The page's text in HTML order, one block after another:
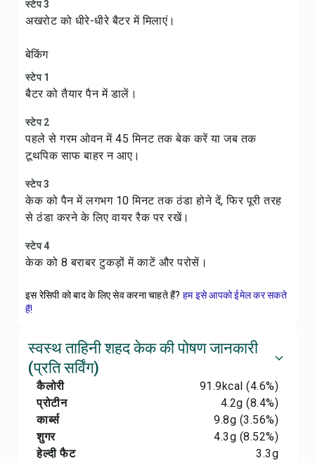
स्टेप 3
अखरोट को धीरे-धीरे बैटर में मिलाएं।
बेकिंग
स्टेप 1
बैटर को तैयार पैन में डालें।
स्टेप 2
पहले से गरम ओवन में 45 मिनट तक बेक करें या जब तक
टूथपिक साफ बाहर न आए।
स्टेप 3
केक को पैन में लगभग 10 मिनट तक ठंडा होने दें, फिर पूरी तरह
से ठंडा करने के लिए वायर रैक पर रखें।
स्टेप 4
केक को 8 बराबर टुकड़ों में काटें और परोसें।
इस रेसिपी को बाद के लिए सेव करना चाहते हैं? हम इसे आपको ईमेल कर सकते
हैं!
स्वस्थ ताहिनी शहद केक की पोषण जानकारी
(प्रति सर्विंग)
कैलोरी 91.9kcal (4.6%)
प्रोटीन
4.2g (8.4%)
कार्ब्स
9.8g (3.56%)
शुगर
4.3g (8.52%)
हेल्दी फैट
3.3g